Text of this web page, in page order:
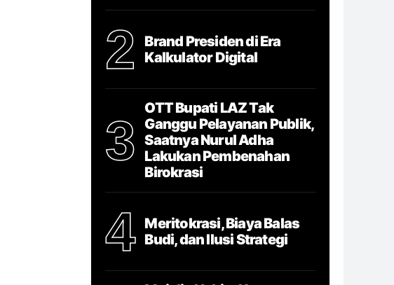
2
Brand Presiden di Era
Kalkulator Digital
3
OTT Bupati LAZ Tak
Ganggu Pelayanan Publik,
Saatnya Nurul Adha
Lakukan Pembenahan
Birokrasi
4
Meritokrasi, Biaya Balas
Budi, dan Ilusi Strategi